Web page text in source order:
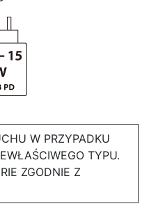
W PRZYPADKU
TYPU.
ZGODNIE Z